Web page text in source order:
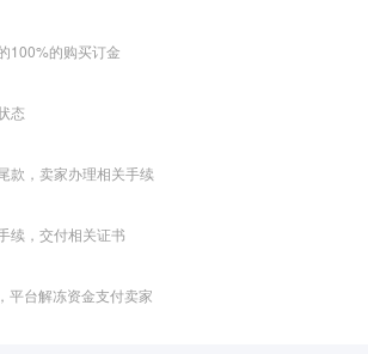
100%的购买订金
态
款，卖家办理相关手续
续，交付相关证书
平台解冻资金支付卖家